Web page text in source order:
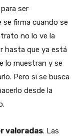
ser
firma cuando se
no lo ve la
hasta que ya está
lo muestran y se
Pero si se busca
desde la
valoradas. Las